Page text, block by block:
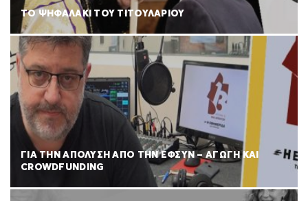
ΤΟ ΨΗΦΑΛΑΚΙ ΤΟΥ ΤΙΤΟΥΛΑΡΙΟΥ
ΓΙΑ ΤΗΝ ΑΠΟΛΥΣΗ ΑΠΟ ΤΗΝ ΕΦΣΥΝ – ΑΓΩΓΗ ΚΑΙ
CROWDFUNDING